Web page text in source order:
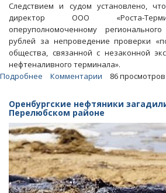
Следствием и судом установлено,
директор ООО «Роста-
оперуполномоченному
рублей за непроведение проверки
общества, связанной с незаконной
нефтеналивного терминала».
Подробнее
взяткодателем
нефтяную
компанию
оштрафовали
на
полмиллиона
рублей
Комментарии 86 просмотров
Оренбургские нефтяники
Перелюбском районе